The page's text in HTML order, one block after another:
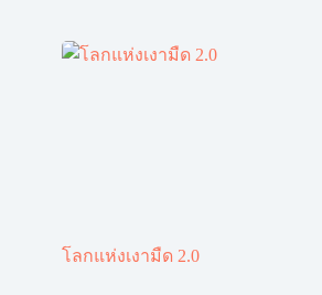
โลกแห่งเงามืด 2.0